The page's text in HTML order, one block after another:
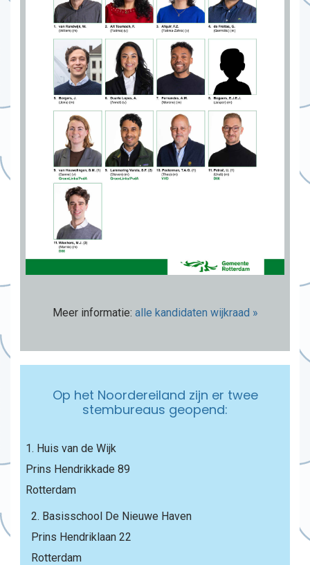
Meer informatie: alle kandidaten wijkraad »
Op het Noordereiland zijn er twee
stembureaus geopend:
1. Huis van de Wijk
Prins Hendrikkade 89
Rotterdam
2. Basisschool De Nieuwe Haven
Prins Hendriklaan 22
Rotterdam